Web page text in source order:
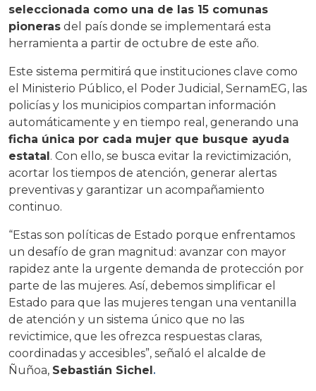
seleccionada como una de las 15 comunas
pioneras del país donde se implementará esta
herramienta a partir de octubre de este año.
Este sistema permitirá que instituciones clave como
el Ministerio Público, el Poder Judicial, SernamEG, las
policías y los municipios compartan información
automáticamente y en tiempo real, generando una
ficha única por cada mujer que busque ayuda
estatal. Con ello, se busca evitar la revictimización,
acortar los tiempos de atención, generar alertas
preventivas y garantizar un acompañamiento
continuo.
“Estas son políticas de Estado porque enfrentamos
un desafío de gran magnitud: avanzar con mayor
rapidez ante la urgente demanda de protección por
parte de las mujeres. Así, debemos simplificar el
Estado para que las mujeres tengan una ventanilla
de atención y un sistema único que no las
revictimice, que les ofrezca respuestas claras,
coordinadas y accesibles”, señaló el alcalde de
Ñuñoa, Sebastián Sichel.